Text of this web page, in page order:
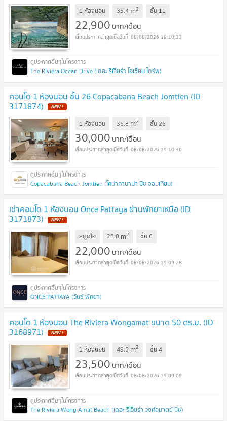
1 ห้องนอน 35.4 m2 ชั้น 11
22,900 บาท/เดือน
08/08/2026 19:10:33
The Riviera Ocean Drive (เดอะ ริเวียร่า โอเชี่ยน ไดร์ฟ)
คอนโด 1 ห้องนอน ชั้น 26 Copacabana Beach Jomtien (ID
3171874)
1 ห้องนอน 36.8 m2 ชั้น26
30,000 บาท/เดือน
08/08/2026 19:10:30
Copacabana Beach Jomtien (โคปาคาบาน่า บีช จอมเทียน)
เช่าคอนโด 1 ห้องนอน Once Pattaya ย่านพัทยาเหนือ (ID
3171873)
สตูดิโอ 28.0 m2 ชั้น6
22,000 บาท/เดือน
08/08/2026 19:09:28
ONCE PATTAYA (วันซ์ พัทยา)
คอนโด 1 ห้องนอน The Riviera Wongamat ขนาด 50 ตร.ม. (ID
3168971)
1 ห้องนอน 49.5 m2 ชั้น4
23,500 บาท/เดือน
08/08/2026 19:09:09
The Riviera Wong Amat Beach (เดอะ ริเวียร่า วงศ์อมาตย์ บีช)